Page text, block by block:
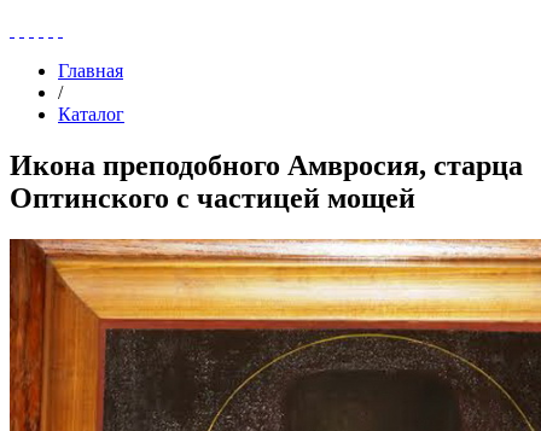
Главная
/
Каталог
Икона преподобного Амвросия, старца
Оптинского с частицей мощей